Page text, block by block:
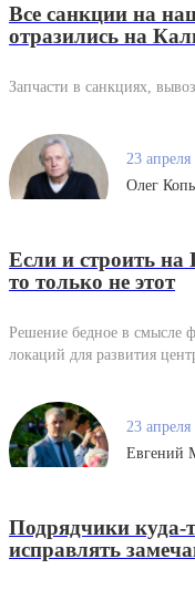
Все санкции на
отразились на
Запчасти в санкциях,
23 апреля
Олег
Если и строить
то только не этот
Решение бедное в смысле
локаций для развития
23 апреля
Евгений
Подрядчики куда-
исправлять